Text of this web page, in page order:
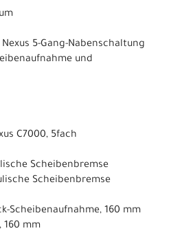
5-Gang-Nabenschaltung
und
C7000, 5fach
Scheibenbremse
Scheibenbremse
Scheibenaufnahme, 160 mm
160 mm